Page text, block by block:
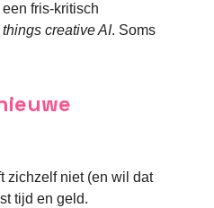
fris-kritisch
creative AI. Soms
zichzelf niet (en wil dat
tijd en geld.